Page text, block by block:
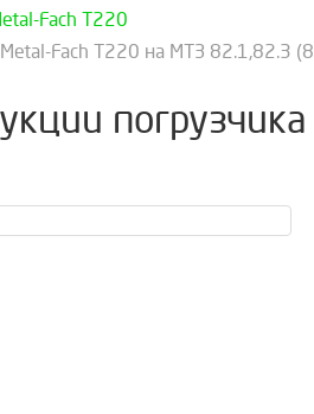
Fach Т220
Fach Т220 на МТЗ 82.1,82.3